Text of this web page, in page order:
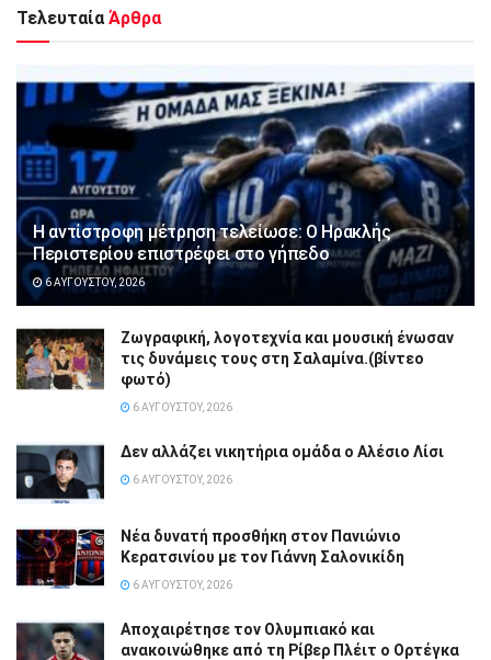
Τελευταία Άρθρα
Η αντίστροφη μέτρηση τελείωσε: Ο Ηρακλής
Περιστερίου επιστρέφει στο γήπεδο
6 ΑΥΓΟΎΣΤΟΥ, 2026
Ζωγραφική, λογοτεχνία και μουσική ένωσαν
τις δυνάμεις τους στη Σαλαμίνα.(βίντεο
φωτό)
6 ΑΥΓΟΎΣΤΟΥ, 2026
Δεν αλλάζει νικητήρια ομάδα ο Αλέσιο Λίσι
6 ΑΥΓΟΎΣΤΟΥ, 2026
Νέα δυνατή προσθήκη στον Πανιώνιο
Κερατσινίου με τον Γιάννη Σαλονικίδη
6 ΑΥΓΟΎΣΤΟΥ, 2026
Αποχαιρέτησε τον Ολυμπιακό και
ανακοινώθηκε από τη Ρίβερ Πλέιτ ο Ορτέγκα